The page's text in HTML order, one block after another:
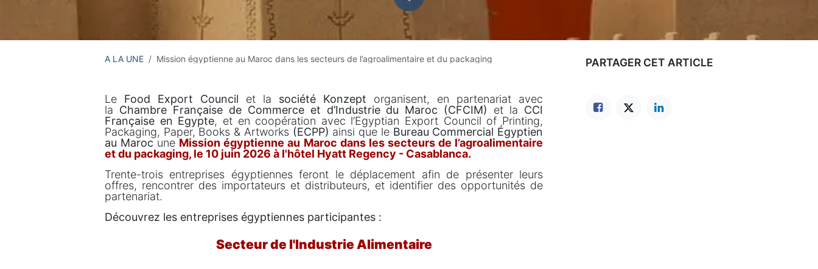
A LA UNE Mission égyptienne au Maroc dans les secteurs de l’agroalimentaire et du packaging
Le Food Export Council et la société Konzept organisent, en partenariat avec
la Chambre Française de Commerce et d’Industrie du Maroc (CFCIM) et la CCI
Française en Egypte, et en coopération avec l’Egyptian Export Council of Printing,
Packaging, Paper, Books & Artworks (ECPP) ainsi que le Bureau Commercial Égyptien
au Maroc une Mission égyptienne au Maroc dans les secteurs de l’agroalimentaire
et du packaging, le 10 juin 2026 à l'hôtel Hyatt Regency - Casablanca.
Trente-trois entreprises égyptiennes feront le déplacement afin de présenter leurs
offres, rencontrer des importateurs et distributeurs, et identifier des opportunités de
partenariat.
Découvrez les entreprises égyptiennes participantes :
Secteur de l'Industrie Alimentaire
PARTAGER CET ARTICLE